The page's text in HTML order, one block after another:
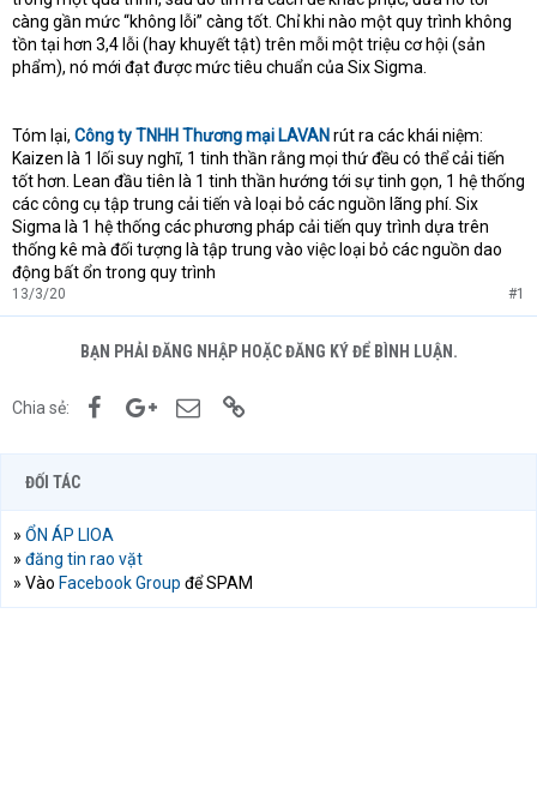
càng gần mức “không lỗi” càng tốt. Chỉ khi nào một quy trình không
tồn tại hơn 3,4 lỗi (hay khuyết tật) trên mỗi một triệu cơ hội (sản
phẩm), nó mới đạt được mức tiêu chuẩn của Six Sigma.
Tóm lại, Công ty TNHH Thương mại LAVANrút ra các khái niệm:
Kaizen là 1 lối suy nghĩ, 1 tinh thần rằng mọi thứ đều có thể cải tiến
tốt hơn. Lean đầu tiên là 1 tinh thần hướng tới sự tinh gọn, 1 hệ thống
các công cụ tập trung cải tiến và loại bỏ các nguồn lãng phí. Six
Sigma là 1 hệ thống các phương pháp cải tiến quy trình dựa trên
thống kê mà đối tượng là tập trung vào việc loại bỏ các nguồn dao
động bất ổn trong quy trình
13/3/20 #1
BẠN PHẢI ĐĂNG NHẬP HOẶC ĐĂNG KÝ ĐỂ BÌNH LUẬN.
Chia sẻ: FacebookGoogle+Email
ĐỐI TÁC
» ỔN ÁP LIOA
» đăng tin rao vặt
» Vào Facebook Group để SPAM